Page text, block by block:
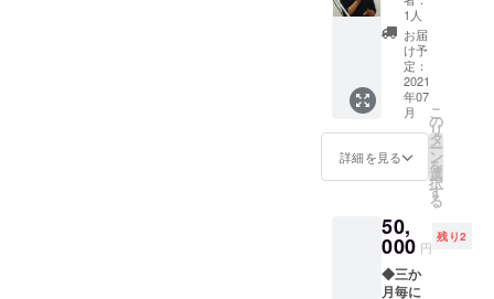
River -
アパラ
チア
フォー
クソン
11.Nen
Mundan
i - ケニ
na Wa
Mberi
Ni
Shikho
込）
ミャン
マー ⑤
エッグ
カレー
（揚げ
卵と野
菜カ
レー）
ドロ
ワット
（鶏肉
カ
シャ）
④ロヒ
ケイッ
（サー
モンと
野菜の
クリー
ムスー
⑤ハリ
ラスー
プ（送
料込）
時間貸
出券 イ
ベン
ト、講
演、直
接料理
指導な
どに活
用くだ
さい。
公序良
する内
容、法
令に違
反する
内容な
1人
お届
け予
定：
2021
年07
月
詳細を見る
こ
の
リ
タ
ー
ン
を
選
択
す
る
50,
000 円
残り2
◆三か
月毎に